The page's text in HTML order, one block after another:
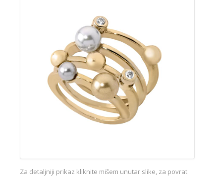
Za detaljniji prikaz kliknite mišem unutar slike, za povrat